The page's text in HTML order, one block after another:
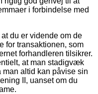
i forbindelse med
du er vidende om de
transaktionen, som
forhandleren tilsikrer.
at man stadigvæk
altid kan påvise sin
II, uanset om du